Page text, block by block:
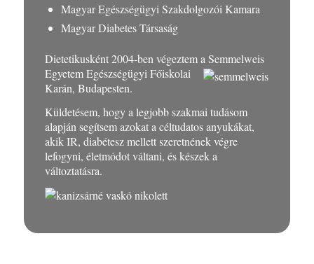
Magyar Egészségügyi Szakdolgozói Kamara
Magyar Diabetes Társaság
Dietetikusként 2004-ben végeztem a Semmelweis
Egyetem Egészségügyi Főiskolai
Karán, Budapesten.
Küldetésem, hogy a legjobb szakmai tudásom
alapján segítsem azokat a céltudatos anyukákat,
akik IR, diabétesz mellett szeretnének végre
lefogyni, életmódot váltani, és készek a
változtatásra.